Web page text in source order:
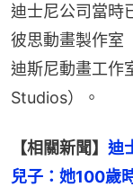
迪士尼公司當時
彼思動畫製作室
迪斯尼動畫工作
Studios）。
【相關新聞】 迪
兒子：她100歲